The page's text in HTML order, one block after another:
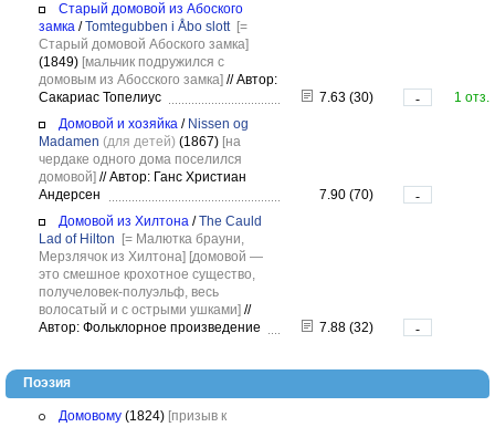
Старый домовой из Абоского
замка /Tomtegubben i Åbo slott [=
Старый домовой Абоского замка]
(1849) [мальчик подружился с
домовым из Абосского замка] //Автор:
Сакариас Топелиус
7.63 (30) -
1 отз.
Домовой и хозяйка / Nissen og
Madamen (для детей) (1867) [на
чердаке одного дома поселился
домовой] //Автор: Ганс Христиан
Андерсен
7.90 (70)
-
Домовой из Хилтона /The Cauld
Lad of Hilton
[= Малютка брауни,
Мерзлячок из Хилтона] [домовой —
это смешное крохотное существо,
получеловек-полуэльф, весь
волосатый и с острыми ушками] //
Автор: Фольклорное произведение
7.88 (32) -
Поэзия
Домовому (1824) [призыв к